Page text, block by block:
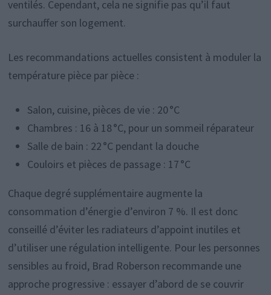
ventilés. Cependant, cela ne signifie pas qu’il faut
surchauffer son logement.
Les recommandations actuelles consistent à moduler la
température pièce par pièce :
Salon, cuisine, pièces de vie : 20 °C
Chambres : 16 à 18 °C, pour un sommeil réparateur
Salle de bain : 22 °C pendant la douche
Couloirs et pièces de passage : 17 °C
Chaque degré supplémentaire augmente la
consommation d’énergie d’environ 7 %. Il est donc
conseillé d’éviter les radiateurs d’appoint inutiles et
d’utiliser une régulation intelligente. Pour les personnes
sensibles au froid, Brad Roberson recommande une
approche progressive : essayer d’abord de se couvrir